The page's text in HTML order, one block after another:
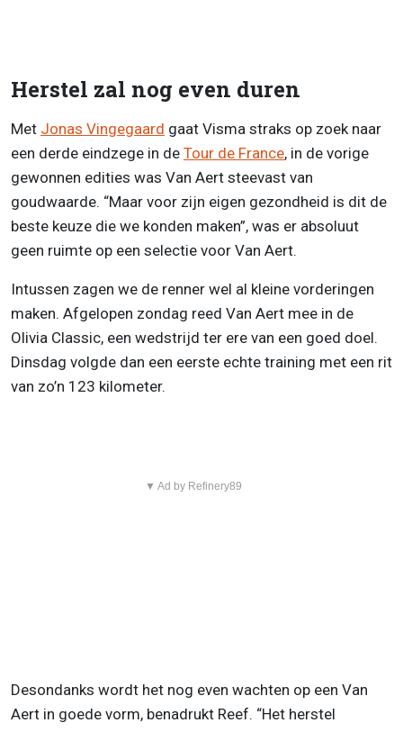
Herstel zal nog even duren
Met Jonas Vingegaard gaat Visma straks op zoek naar
een derde eindzege in de Tour de France, in de vorige
gewonnen edities was Van Aert steevast van
goudwaarde. “Maar voor zijn eigen gezondheid is dit de
beste keuze die we konden maken”, was er absoluut
geen ruimte op een selectie voor Van Aert.
Intussen zagen we de renner wel al kleine vorderingen
maken. Afgelopen zondag reed Van Aert mee in de
Olivia Classic, een wedstrijd ter ere van een goed doel.
Dinsdag volgde dan een eerste echte training met een rit
van zo’n 123 kilometer.
▼ Ad by Refinery89
Desondanks wordt het nog even wachten op een Van
Aert in goede vorm, benadrukt Reef. “Het herstel